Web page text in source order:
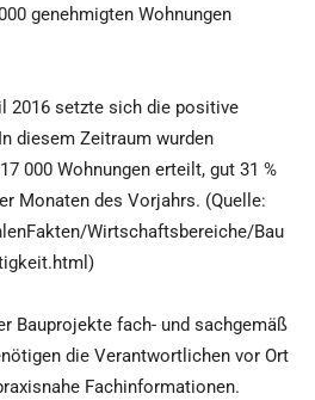
genehmigten Wohnungen
2016 setzte sich die positive
diesem Zeitraum wurden
000 Wohnungen erteilt, gut 31 %
Monaten des Vorjahrs. (Quelle:
Wirtschaftsbereiche/Bau
Bauprojekte fach- und sachgemäß
die Verantwortlichen vor Ort
Fachinformationen.